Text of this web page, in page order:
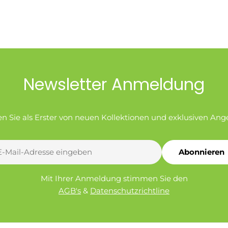
Newsletter Anmeldung
Sie als Erster von neuen Kollektionen und exklusiven
Abonnieren
Mit Ihrer Anmeldung stimmen Sie den
AGB's & Datenschutzrichtline